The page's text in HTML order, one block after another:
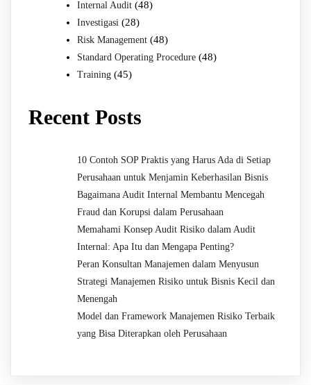
Internal Audit (48)
Investigasi (28)
Risk Management (48)
Standard Operating Procedure (48)
Training (45)
Recent Posts
10 Contoh SOP Praktis yang Harus Ada di Setiap
Perusahaan untuk Menjamin Keberhasilan Bisnis
Bagaimana Audit Internal Membantu Mencegah
Fraud dan Korupsi dalam Perusahaan
Memahami Konsep Audit Risiko dalam Audit
Internal: Apa Itu dan Mengapa Penting?
Peran Konsultan Manajemen dalam Menyusun
Strategi Manajemen Risiko untuk Bisnis Kecil dan
Menengah
Model dan Framework Manajemen Risiko Terbaik
yang Bisa Diterapkan oleh Perusahaan